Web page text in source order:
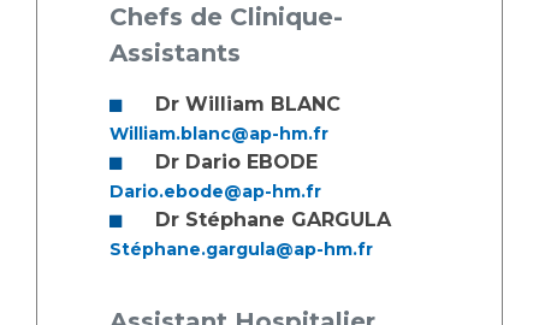
Chefs de Clinique-
Assistants
Dr William BLANC
William.blanc@ap-hm.fr
Dr Dario EBODE
Dario.ebode@ap-hm.fr
Dr Stéphane GARGULA
Stéphane.gargula@ap-hm.fr